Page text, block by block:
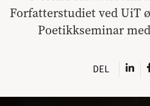
Forfatterstudiet ved UiT
Poetikkseminar
DEL